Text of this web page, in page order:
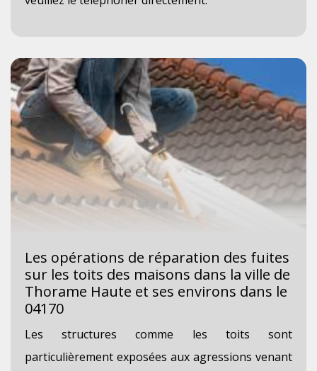
Les opérations de réparation des fuites
sur les toits des maisons dans la ville de
Thorame Haute et ses environs dans le
04170
Les structures comme les toits sont
particulièrement exposées aux agressions venant